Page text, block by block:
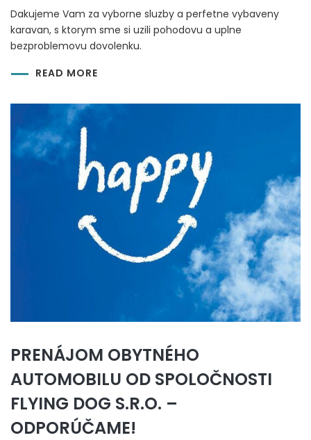
Dakujeme Vam za vyborne sluzby a perfetne vybaveny
karavan, s ktorym sme si uzili pohodovu a uplne
bezproblemovu dovolenku.
READ MORE
PRENÁJOM OBYTNÉHO
AUTOMOBILU OD SPOLOČNOSTI
FLYING DOG S.R.O. –
ODPORÚČAME!